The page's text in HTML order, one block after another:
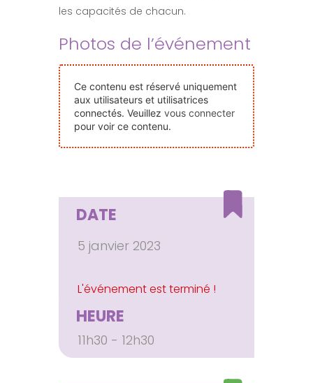
Nos Événements
Devenir Bénévole
Faire Un Don
Connexion-membre
les capacités de chacun.
Photos de l’événement
Ce contenu est réservé uniquement
aux utilisateurs et utilisatrices
connectés. Veuillez vous connecter
pour voir ce contenu.
DATE
5 janvier 2023
HEURE
11h30 - 12h30